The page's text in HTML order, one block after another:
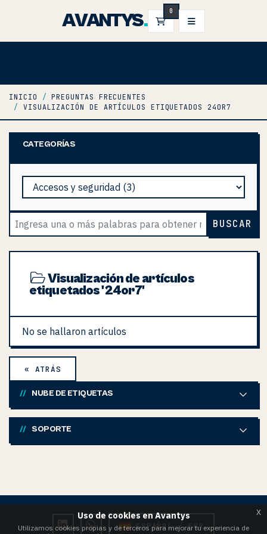
AVANTYS. 0
CARRO DE PEDIDOS
INICIO
PREGUNTAS FRECUENTES
VISUALIZACIÓN DE ARTÍCULOS ETIQUETADOS 24OR7
CATEGORÍAS
BUSCAR
Visualización de artículos
etiquetados '24or7'
No se hallaron artículos
« ATRÁS
NUBE DE ETIQUETAS
SOPORTE
ESPAÑOL / EUR
Uso de cookies en Avantys
Utilizamos cookies propias y de terceros para mejorar tu experiencia de
x